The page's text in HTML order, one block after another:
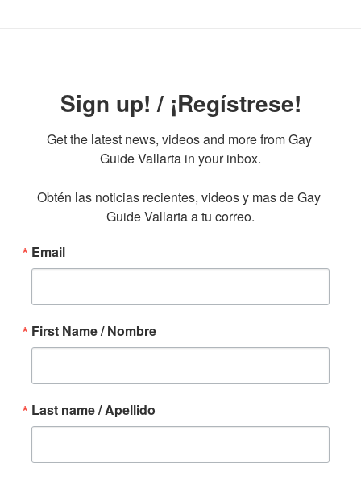
Sign up! / ¡Regístrese!
Get the latest news, videos and more from Gay
Guide Vallarta in your inbox.
Obtén las noticias recientes, videos y mas de Gay
Guide Vallarta a tu correo.
Email
First Name / Nombre
Last name / Apellido